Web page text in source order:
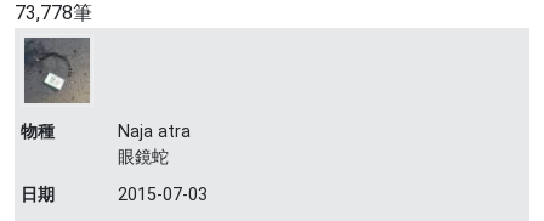
73,778筆
物種
Naja atra
眼鏡蛇
日期
2015-07-03